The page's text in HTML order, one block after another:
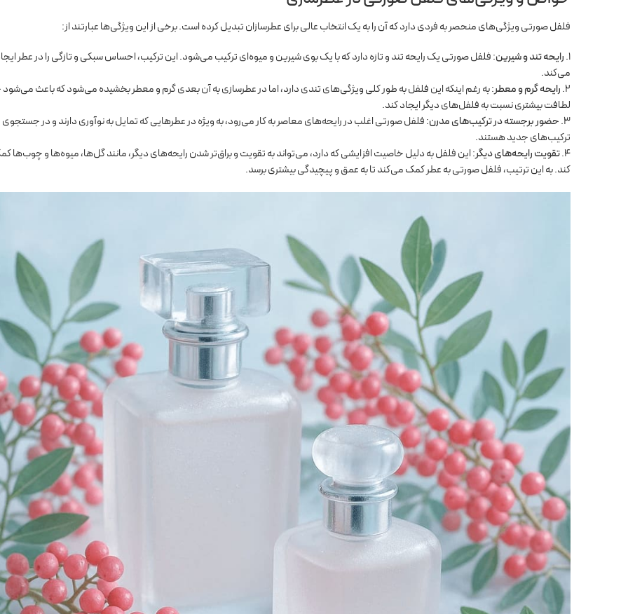
فلفل صورتی ویژگی‌های منحصر به فردی دارد که آن را به یک انتخاب عالی برای عطرسازان تبدیل کرده است. برخی از این ویژگی‌ها عبارتند از:
رایحه تند و شیرین: فلفل صورتی یک رایحه تند و تازه دارد که با یک بوی شیرین و میوه‌ای ترکیب می‌شود. این ترکیب، احساس سبکی و تازگی را در عطر
می‌کند.
رایحه گرم و معطر: به رغم اینکه این فلفل به طور کلی ویژگی‌های تندی دارد، اما در عطرسازی به آن بعدی گرم و معطر بخشیده می‌شود که باعث
لطافت بیشتری نسبت به فلفل‌های دیگر ایجاد کند.
حضور برجسته در ترکیب‌های مدرن: فلفل صورتی اغلب در رایحه‌های معاصر به کار می‌رود، به ویژه در عطرهایی که تمایل به نوآوری دارند و در جستجوی
ترکیب‌های جدید هستند.
تقویت رایحه‌های دیگر: این فلفل به دلیل خاصیت افزایشی که دارد، می‌تواند به تقویت و براق‌تر شدن رایحه‌های دیگر، مانند گل‌ها، میوه‌ها و چوب‌ها
کند. به این ترتیب، فلفل صورتی به عطر کمک می‌کند تا به عمق و پیچیدگی بیشتری برسد.